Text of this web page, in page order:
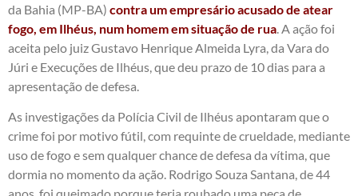
da Bahia (MP-BA) contra um empresário acusado de atear
fogo, em Ilhéus, num homem em situação de rua . A ação foi
aceita pelo juiz Gustavo Henrique Almeida Lyra, da Vara do
Júri e Execuções de Ilhéus, que deu prazo de 10 dias para a
apresentação de defesa.
As investigações da Polícia Civil de Ilhéus apontaram que o
crime foi por motivo fútil, com requinte de crueldade, mediante
uso de fogo e sem qualquer chance de defesa da vítima, que
dormia no momento da ação. Rodrigo Souza Santana, de 44